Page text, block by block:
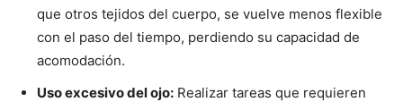
que otros tejidos del cuerpo, se vuelve menos flexible
con el paso del tiempo, perdiendo su capacidad de
acomodación.
Uso excesivo del ojo: Realizar tareas que requieren